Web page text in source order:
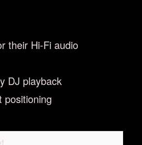
their Hi-Fi audio
DJ playback
positioning